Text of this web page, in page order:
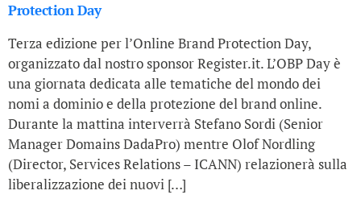
Protection Day
Terza edizione per l’Online Brand Protection Day,
organizzato dal nostro sponsor Register.it. L’OBP Day è
una giornata dedicata alle tematiche del mondo dei
nomi a dominio e della protezione del brand online.
Durante la mattina interverrà Stefano Sordi (Senior
Manager Domains DadaPro) mentre Olof Nordling
(Director, Services Relations – ICANN) relazionerà sulla
liberalizzazione dei nuovi […]